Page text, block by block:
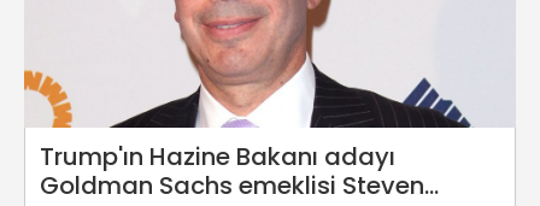
Trump'ın Hazine Bakanı adayı
Goldman Sachs emeklisi Steven